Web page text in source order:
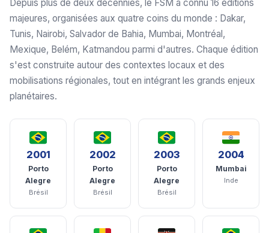
Depuis plus de deux décennies, le FSM a connu 16 éditions
majeures, organisées aux quatre coins du monde : Dakar,
Tunis, Nairobi, Salvador de Bahia, Mumbai, Montréal,
Mexique, Belém, Katmandou parmi d'autres. Chaque édition
s'est construite autour des contextes locaux et des
mobilisations régionales, tout en intégrant les grands enjeux
planétaires.
2001
Porto
Alegre
Brésil
2002
Porto
Alegre
Brésil
2003
Porto
Alegre
Brésil
2004
Mumbai
Inde